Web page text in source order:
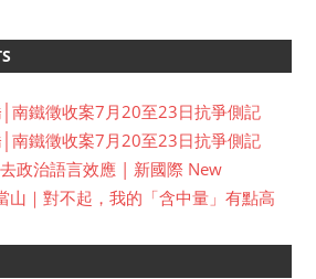
南鐵徵收案7月20至23日抗爭側記
南鐵徵收案7月20至23日抗爭側記
政治語言效應 | 新國際 New
山｜對不起，我的「含中量」有點高